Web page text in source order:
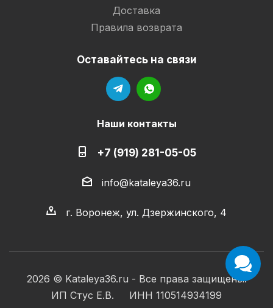
Доставка
Правила возврата
Оставайтесь на связи
Наши контакты
+7 (919) 281-05-05
info@kataleya36.ru
г. Воронеж, ул. Дзержинского, 4
2026 © Kataleya36.ru - Все права защищены.
ИП Стус Е.В. ИНН 110514934199